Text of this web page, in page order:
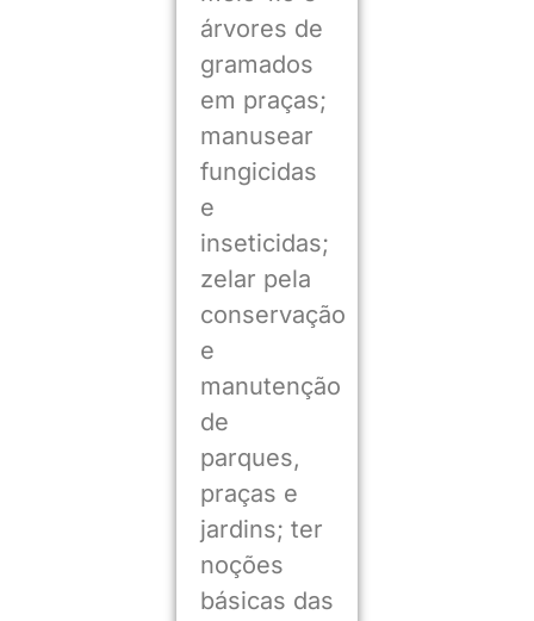
árvores de
gramados
em praças;
manusear
fungicidas
e
inseticidas;
zelar pela
conservação
e
manutenção
de
parques,
praças e
jardins; ter
noções
básicas das